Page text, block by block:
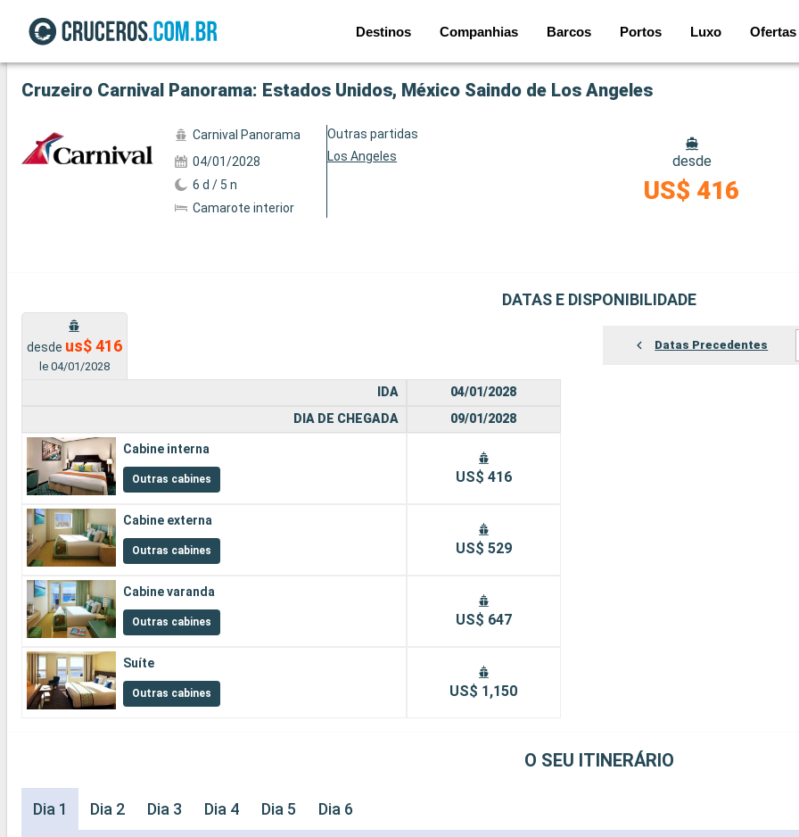
Destinos Companhias Barcos Portos Luxo Ofertas
Ver a 50 fotos
Cruzeiro Carnival Panorama: Estados Unidos, México Saindo de Los Angeles
Carnival Panorama
04/01/2028
6 d / 5 n
Camarote interior
Outras partidas
Los Angeles
desde
US$ 416
DATAS E DISPONIBILIDADE
desde us$ 416
le 04/01/2028
Datas Precedentes
IDA
DIA DE CHEGADA
Cabine interna
Outras cabines
Cabine externa
Outras cabines
Cabine varanda
Outras cabines
Suíte
Outras cabines
04/01/2028
09/01/2028
US$ 416
US$ 529
US$ 647
US$ 1,150
O SEU ITINERÁRIO
Dia 1 Dia 2 Dia 3 Dia 4 Dia 5 Dia 6